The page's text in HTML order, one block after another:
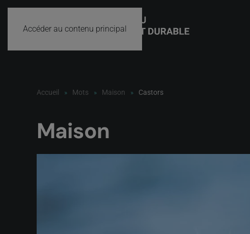
Accéder au contenu principal
Accueil Mots Maison Castors
Maison